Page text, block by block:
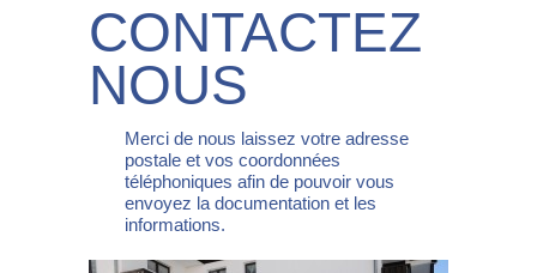
CONTACTEZ
NOUS
Merci de nous laissez votre adresse
postale et vos coordonnées
téléphoniques afin de pouvoir vous
envoyez la documentation et les
informations.